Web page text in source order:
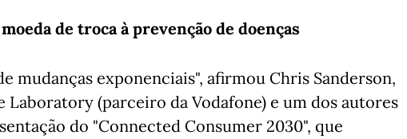
de troca à prevenção de doenças
mudanças exponenciais", afirmou Chris Sanderson,
(parceiro da Vodafone) e um dos autores
do "Connected Consumer 2030", que